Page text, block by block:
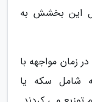
این بخشش به
زمان مواجهه با
شامل سکه یا